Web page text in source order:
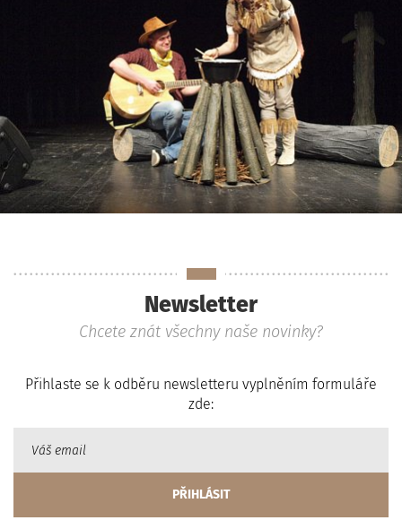
Newsletter
Chcete znát všechny naše novinky?
Přihlaste se k odběru newsletteru vyplněním formuláře
zde: